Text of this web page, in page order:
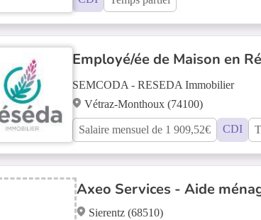
Employé/ée de Maison en
SEMCODA - RESEDA Immobilier
Vétraz-Monthoux (74100)
Salaire mensuel de 1 909,52€ CDI
Axeo Services - Aide
Sierentz (68510)